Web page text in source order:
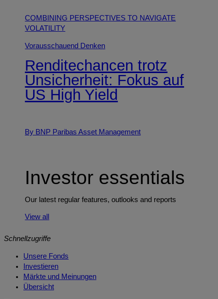
COMBINING PERSPECTIVES TO NAVIGATE
VOLATILITY
Vorausschauend Denken
Renditechancen trotz
Unsicherheit: Fokus auf
US High Yield
By BNP Paribas Asset Management
Investor essentials
Our latest regular features, outlooks and reports
View all
Schnellzugriffe
Unsere Fonds
Investieren
Märkte und Meinungen
Übersicht